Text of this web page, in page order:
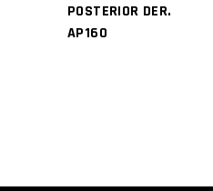
POSTERIOR DER.
AP160